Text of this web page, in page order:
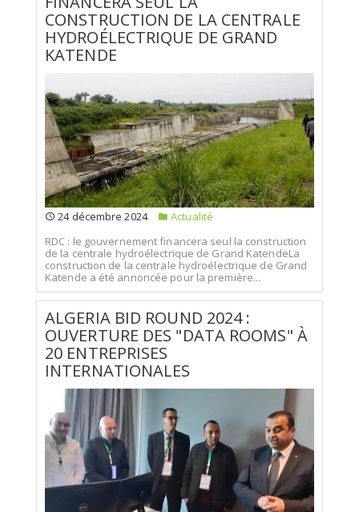
CONSTRUCTION DE LA CENTRALE
HYDROÉLECTRIQUE DE GRAND
KATENDE
24 décembre 2024
Actualité
RDC : le gouvernement financera seul la construction
de la centrale hydroélectrique de Grand KatendeLa
construction de la centrale hydroélectrique de Grand
Katende a été annoncée pour la première...
ALGERIA BID ROUND 2024 :
OUVERTURE DES "DATA ROOMS" À
20 ENTREPRISES
INTERNATIONALES